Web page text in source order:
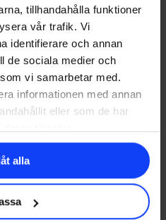
tillhandahålla funktioner
vår trafik. Vi
identifierare och annan
de sociala medier och
vi samarbetar med.
informationen med annan
eller som de har
alla
Post
Oaxen
Slip